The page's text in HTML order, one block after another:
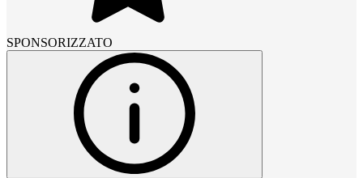
SPONSORIZZATO